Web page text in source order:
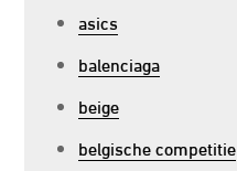
asics
balenciaga
beige
belgische competitie